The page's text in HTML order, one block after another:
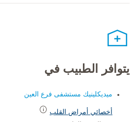
يتوافر الطبيب في
ميديكلينيك مستشفى فرع العين
أخصائي أمراض القلب